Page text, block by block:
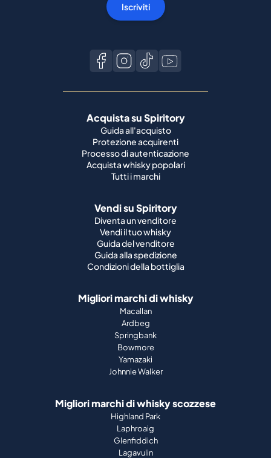
Iscriviti
Acquista su Spiritory
Guida all'acquisto
Protezione acquirenti
Processo di autenticazione
Acquista whisky popolari
Tutti i marchi
Vendi su Spiritory
Diventa un venditore
Vendi il tuo whisky
Guida del venditore
Guida alla spedizione
Condizioni della bottiglia
Migliori marchi di whisky
Macallan
Ardbeg
Springbank
Bowmore
Yamazaki
Johnnie Walker
Migliori marchi di whisky scozzese
Highland Park
Laphroaig
Glenfiddich
Lagavulin